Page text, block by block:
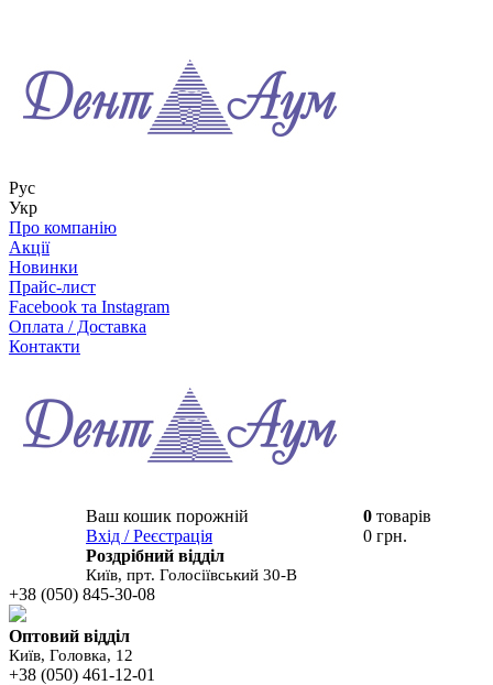
Рус
Укр
Про компанію
Акції
Новинки
Прайс-лист
Facebook та Instagram
Оплата / Доставка
Контакти
0 товарів
0 грн.
Ваш кошик порожній
Вхід / Реєстрація
Роздрібний відділ
Київ, прт. Голосіївський 30-В
+38 (050) 845-30-08
Оптовий відділ
Київ, Головка, 12
+38 (050) 461-12-01